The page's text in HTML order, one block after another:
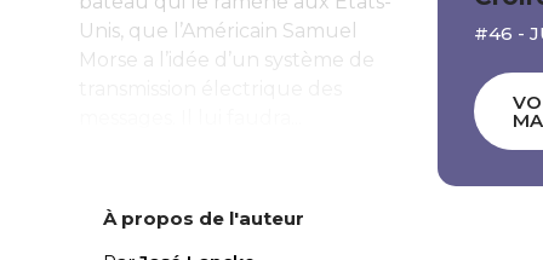
Unis, que l’Américain Samuel
Morse a l’idée d’un système de
À propos de l'auteur
#46 -